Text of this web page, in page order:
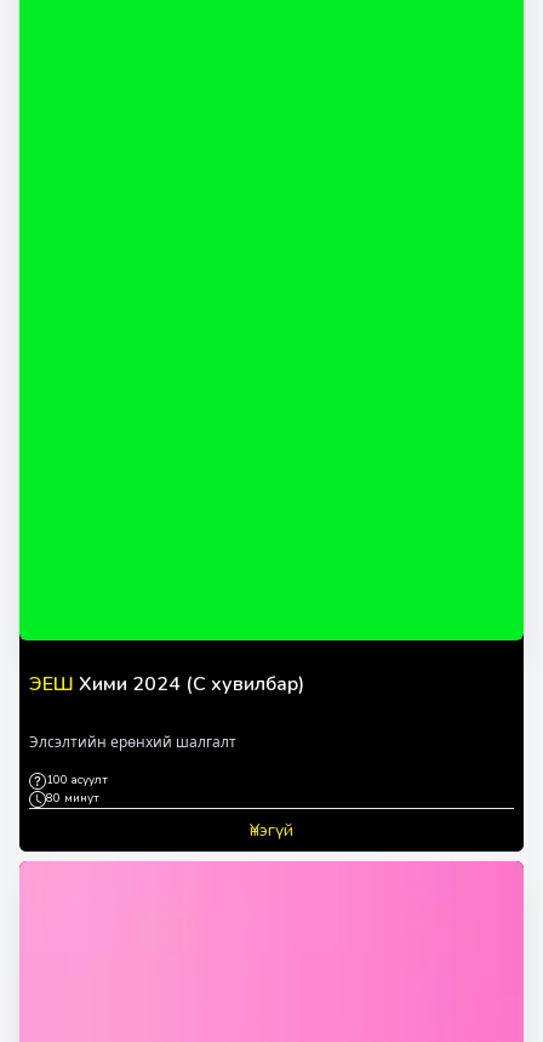
ЭЕШ Хими 2024 (C хувилбар)
Элсэлтийн ерөнхий шалгалт
100 асуулт
80 минут
Үнэгүй